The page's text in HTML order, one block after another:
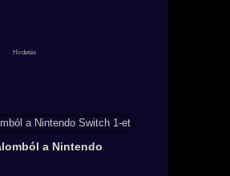
a Nintendo